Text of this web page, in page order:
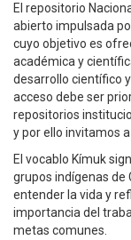
El repositorio
abierto impulsada
cuyo objetivo es
académica y
desarrollo científico
acceso debe ser
repositorios
y por ello invitamos
El vocablo Kímuk
grupos indígenas de
entender la vida y
importancia del
metas comunes.